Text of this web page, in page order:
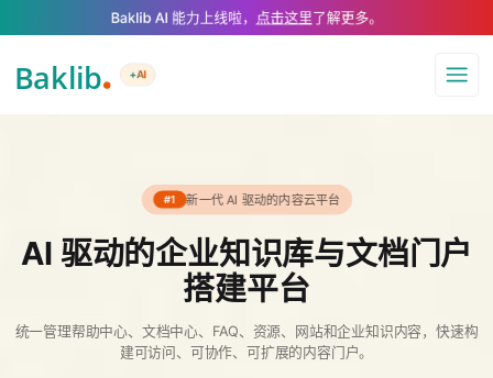
A Markdown version of this page is available at https://
Baklib AI 能力上线啦， 点击这里了解更多。
+AI
导航
#1 新一代 AI 驱动的内容云平台
AI 驱动的企业知识库与文档门户
搭建平台
统一管理帮助中心、文档中心、FAQ、资源、网站和企业知识内容，快速构
建可访问、可协作、可扩展的内容门户。